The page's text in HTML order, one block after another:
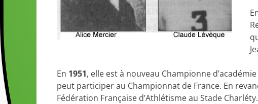
En 1951, elle est à nouveau Championne
peut participer au Championnat de France. En
Fédération Française d’Athlétisme au Stade